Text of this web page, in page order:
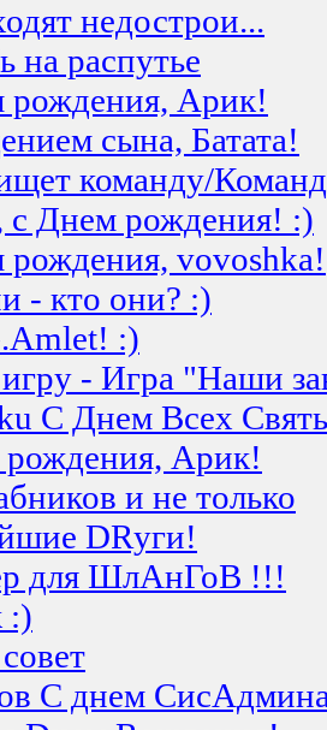
недострои...
на распутье
Арик!
сына, Батата!
команду/
с Днем рождения! :)
рождения, vovoshka!
- кто они? :)
:)
игру - Игра "Наши
С Днем Всех
Арик!
и не только
DRуги!
для ШлАнГоВ !!!
:)
С днем